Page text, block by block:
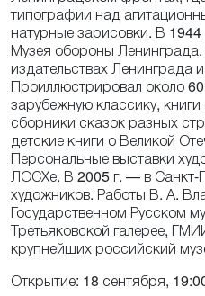
типографии над
натурные зарисовки. В
Музея обороны
издательствах Ленинграда
Проиллюстрировал около
зарубежную классику,
сборники сказок разных
детские книги о Великой
Персональные выставки
ЛОСХе. В 2005 г. — в Санкт-
художников. Работы В. А.
Государственном Русском
Третьяковской галерее,
крупнейших российский
Открытие: 18 сентября,